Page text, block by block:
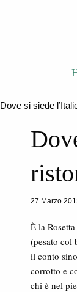
Dove si siede
27 Marzo
È la
(pesato col
il conto
corrotto e
chi è nel